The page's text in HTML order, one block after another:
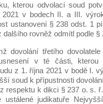
kterou odvolací soud
v bodech II. a III.
ustanovení § 238 odst. 1
dalšího rovněž odmítl podle §
dovolání třetího
v té části, kterou
z 1. října 2021 v bodě I.
soud k přípustnosti
respektu k dikci § 237 o. s.
judikatuře